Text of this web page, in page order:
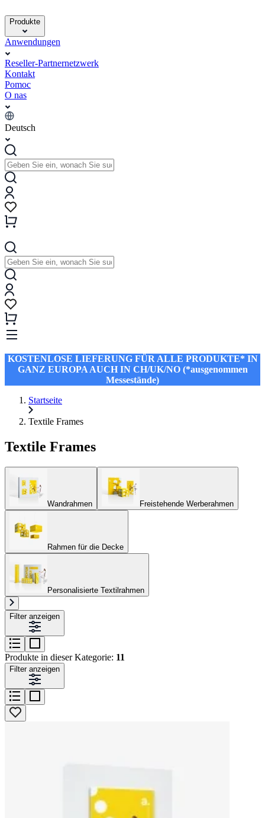
Produkte
Anwendungen
Reseller-Partnernetzwerk
Kontakt
Pomoc
O nas
Deutsch
KOSTENLOSE LIEFERUNG FÜR ALLE PRODUKTE* IN
GANZ EUROPA AUCH IN CH/UK/NO (*ausgenommen
Messestände)
Startseite
Textile Frames
Textile Frames
Wandrahmen Freistehende Werberahmen
Rahmen für die Decke
Personalisierte Textilrahmen
Filter anzeigen
Produkte in dieser Kategorie: 11
Filter anzeigen